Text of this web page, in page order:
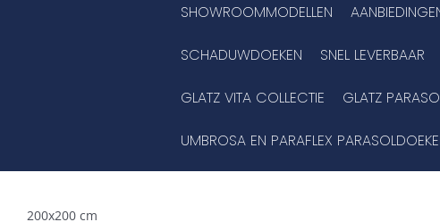
SHOWROOMMODELLEN
SCHADUWDOEKEN SNEL LEVERBAAR
GLATZ VITA COLLECTIE GLATZ
UMBROSA EN PARAFLEX
200x200 cm